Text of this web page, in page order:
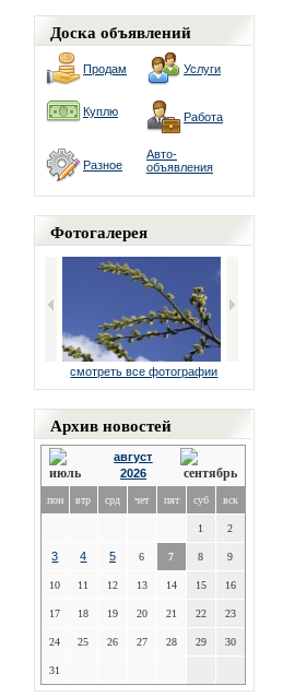
Доска объявлений
Продам Услуги
Куплю Работа
Разное
Авто-
объявления
Фотогалерея
смотреть все фотографии
Архив новостей
август
2026
пон втр срд чет пят суб вск
1 2
3 4 5 6 7 8 9
10 11 12 13 14 15 16
17 18 19 20 21 22 23
24 25 26 27 28 29 30
31